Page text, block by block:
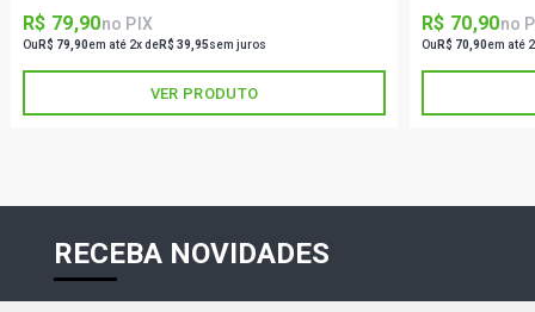
R$ 79,90no PIX
Ou R$ 79,90em até 2x deR$ 39,95sem juros
VER PRODUTO
R$ 70,90no
Ou R$ 70,90em até
RECEBA NOVIDADES